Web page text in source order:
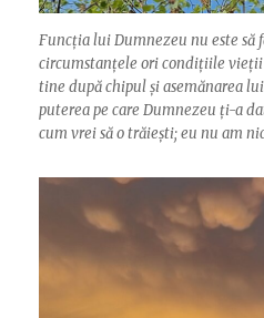
Funcția lui Dumnezeu nu este să
circumstanțele ori condițiile vieții
tine după chipul și asemănarea
puterea pe care Dumnezeu ți-a
cum vrei să o trăiești; eu nu am